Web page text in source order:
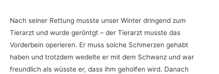
Nach seiner Rettung musste unser Winter dringend zum
Tierarzt und wurde geröntgt – der Tierarzt musste das
Vorderbein operieren. Er muss solche Schmerzen gehabt
haben und trotzdem wedelte er mit dem Schwanz und war
freundlich als wüsste er, dass ihm geholfen wird. Danach